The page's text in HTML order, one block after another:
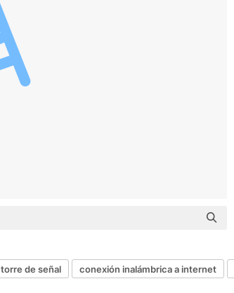
torre de señal conexión inalámbrica a internet